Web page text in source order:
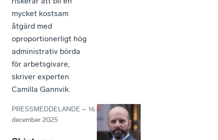
mycket kostsam
åtgärd med
oproportionerligt hög
administrativ börda
för arbetsgivare,
skriver experten
Camilla Gannvik.
PRESSMEDDELANDE –16
december 2025